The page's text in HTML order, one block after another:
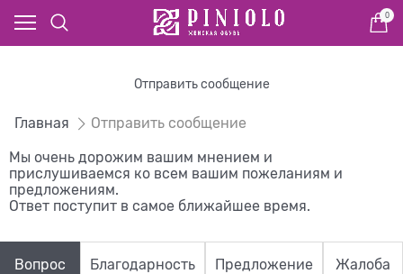
0
Отправить сообщение
Главная Отправить сообщение
Мы очень дорожим вашим мнением и
прислушиваемся ко всем вашим пожеланиям и
предложениям.
Ответ поступит в самое ближайшее время.
Вопрос Благодарность Предложение Жалоба